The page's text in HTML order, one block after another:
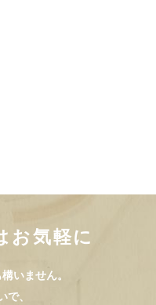
お気軽に
いません。
で、